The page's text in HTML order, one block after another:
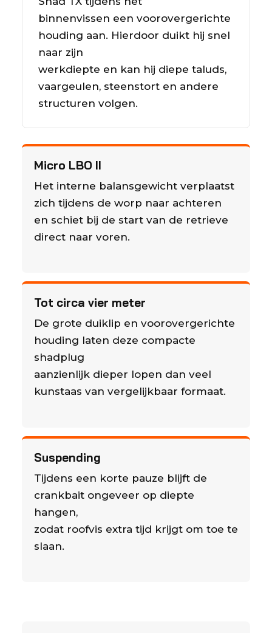
binnenvissen een voorovergerichte
houding aan. Hierdoor duikt hij snel
naar zijn
werkdiepte en kan hij diepe taluds,
vaargeulen, steenstort en andere
structuren volgen.
Micro LBO II
Het interne balansgewicht verplaatst
zich tijdens de worp naar achteren
en schiet bij de start van de retrieve
direct naar voren.
Tot circa vier meter
De grote duiklip en voorovergerichte
houding laten deze compacte
shadplug
aanzienlijk dieper lopen dan veel
kunstaas van vergelijkbaar formaat.
Suspending
Tijdens een korte pauze blijft de
crankbait ongeveer op diepte
hangen,
zodat roofvis extra tijd krijgt om toe te
slaan.